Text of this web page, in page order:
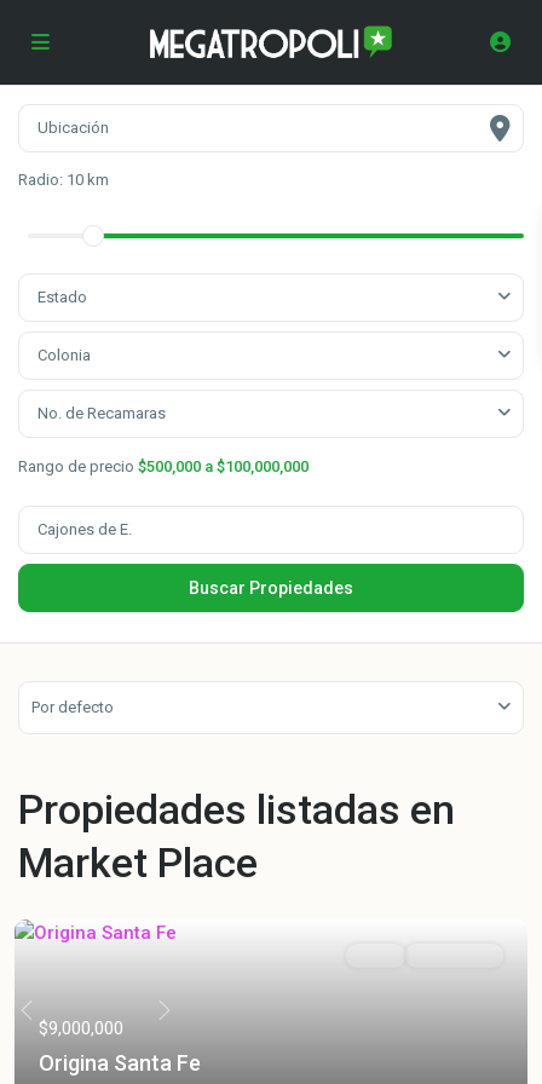
Radio: 10 km
Estado
Colonia
No. de Recamaras
Rango de precio $500,000 a $100,000,000
Por defecto
Propiedades listadas en
Market Place
Previous Next
$9,000,000
Origina Santa Fe